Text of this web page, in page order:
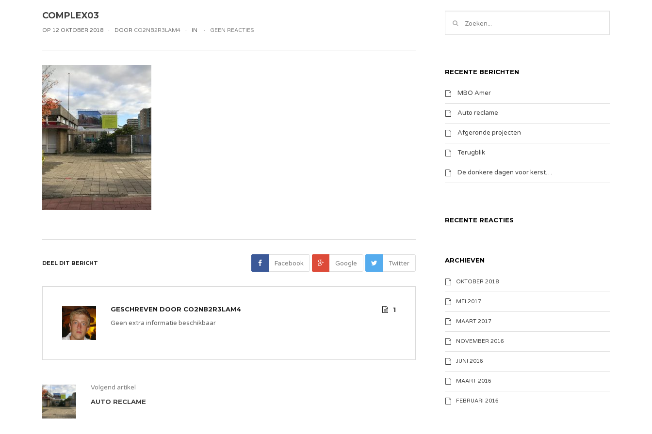
COMPLEX03
OP 12 OKTOBER 2018 DOOR CO2NB2R3LAM4 IN GEEN REACTIES
DEEL DIT BERICHT Twitter
Google
Facebook
GESCHREVEN DOOR CO2NB2R3LAM4
1
Geen extra informatie beschikbaar
Volgend artikel
AUTO RECLAME
RECENTE BERICHTEN
MBO Amer
Auto reclame
Afgeronde projecten
Terugblik
De donkere dagen voor kerst…
RECENTE REACTIES
ARCHIEVEN
OKTOBER 2018
MEI 2017
MAART 2017
NOVEMBER 2016
JUNI 2016
MAART 2016
FEBRUARI 2016